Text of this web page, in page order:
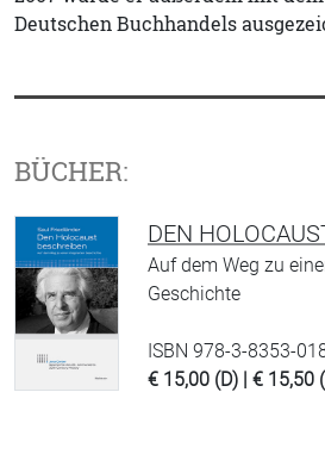
Deutschen Buchhandels
BÜCHER:
DEN
Auf dem Weg zu
Geschichte
ISBN 978-3-8353-
€ 15,00 (D) | € 15,50